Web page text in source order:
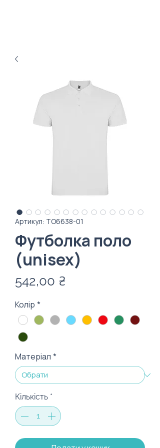
Артикул: TO6638-01
Футболка поло
(unisex)
542,00 ₴
Колір *
Матеріал *
Кількість *